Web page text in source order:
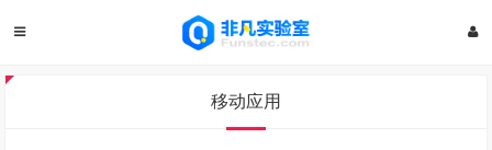
移动应用